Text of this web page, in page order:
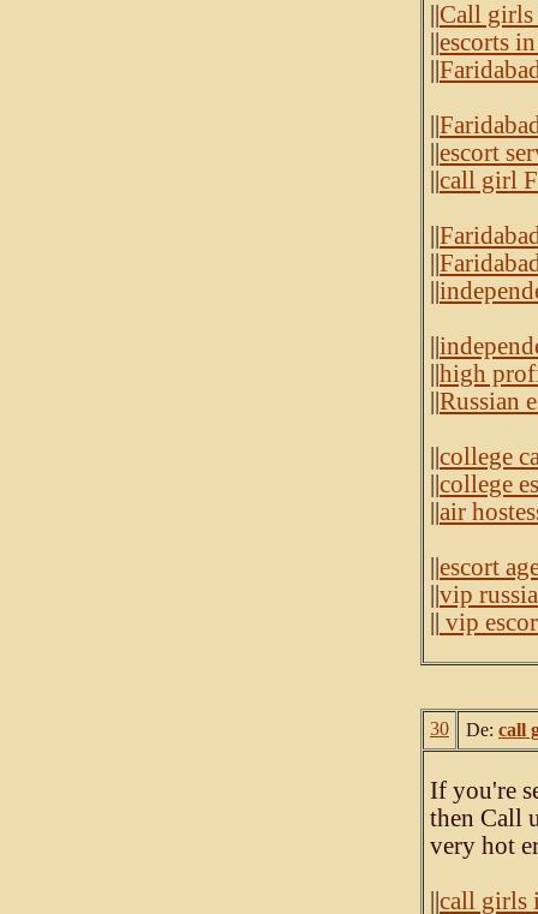
Call girls
escorts
escort
call girl
high
Russian
college
college
air
escort
vip
vip
30 De: call
If you're
then Call
very hot
call girls